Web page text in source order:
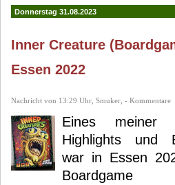
Donnerstag 31.08.2023
Inner Creature
Essen 2022
Nachricht von 13:29 Uhr, Smuker, - Kommentare
Eines meiner
Highlights und
war in Essen
Boardgame